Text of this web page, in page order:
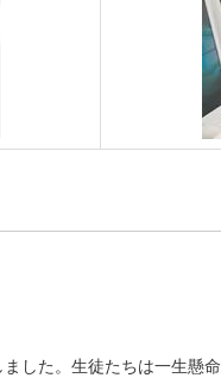
した。生徒たちは一生懸命